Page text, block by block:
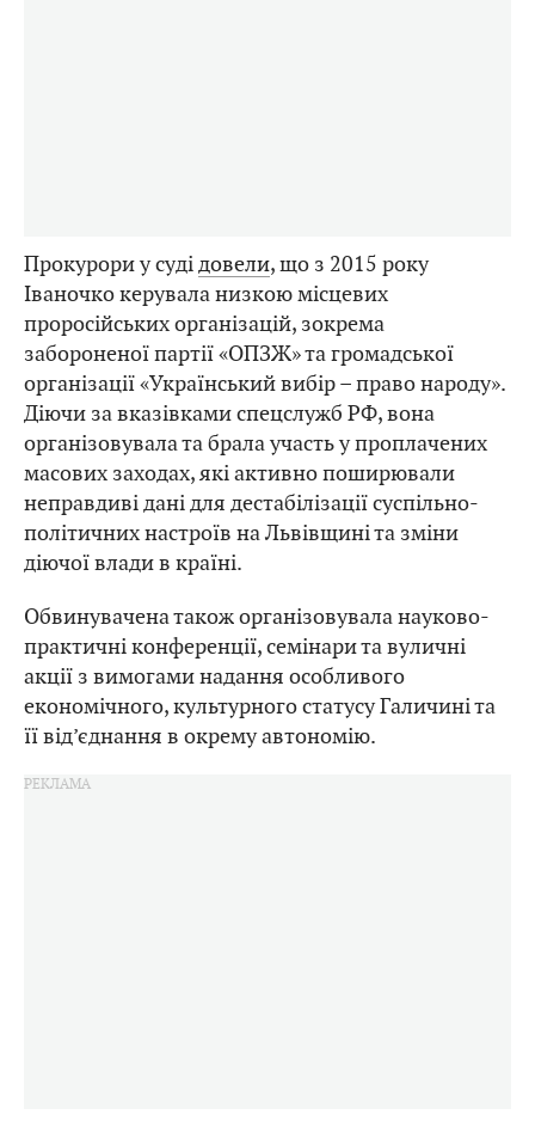
Прокурори у судідовели, що з 2015 року
Іваночко керувала низкою місцевих
проросійських організацій, зокрема
забороненої партії «ОПЗЖ» та громадської
організації «Український вибір – право народу».
Діючи за вказівками спецслужб РФ, вона
організовувала та брала участь у проплачених
масових заходах, які активно поширювали
неправдиві дані для дестабілізації суспільно-
політичних настроїв на Львівщині та зміни
діючої влади в країні.
Обвинувачена також організовувала науково-
практичні конференції, семінари та вуличні
акції з вимогами надання особливого
економічного, культурного статусу Галичині та
її від’єднання в окрему автономію.